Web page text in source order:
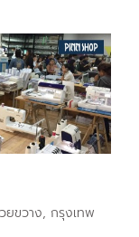
ยขวาง, กรุงเทพ